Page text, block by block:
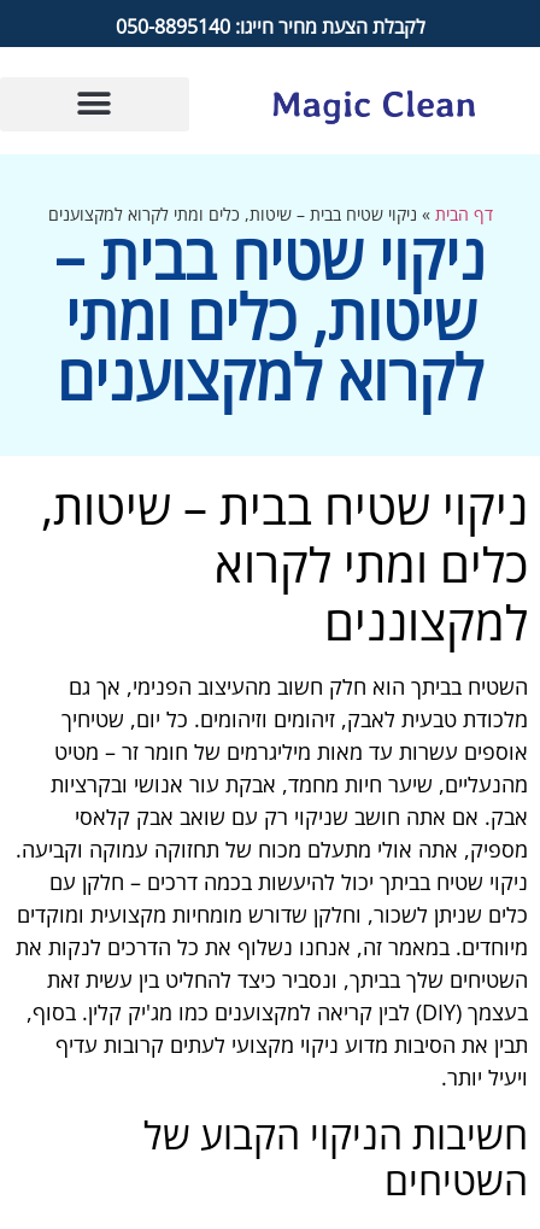
לקבלת הצעת מחיר חייגו: 050-8895140
דף הבית»ניקוי שטיח בבית – שיטות, כלים ומתי לקרוא למקצוענים
ניקוי שטיח בבית –
שיטות, כלים ומתי
לקרוא למקצוענים
ניקוי שטיח בבית – שיטות,
כלים ומתי לקרוא
למקצוננים
השטיח בביתך הוא חלק חשוב מהעיצוב הפנימי, אך גם
מלכודת טבעית לאבק, זיהומים וזיהומים. כל יום, שטיחיך
אוספים עשרות עד מאות מיליגרמים של חומר זר – מטיט
מהנעליים, שיער חיות מחמד, אבקת עור אנושי ובקרציות
אבק. אם אתה חושב שניקוי רק עם שואב אבק קלאסי
מספיק, אתה אולי מתעלם מכוח של תחזוקה עמוקה וקביעה.
ניקוי שטיח בביתך יכול להיעשות בכמה דרכים – חלקן עם
כלים שניתן לשכור, וחלקן שדורש מומחיות מקצועית ומוקדים
מיוחדים. במאמר זה, אנחנו נשלוף את כל הדרכים לנקות את
השטיחים שלך בביתך, ונסביר כיצד להחליט בין עשית זאת
בעצמך (DIY) לבין קריאה למקצוענים כמו מג'יק קלין. בסוף,
תבין את הסיבות מדוע ניקוי מקצועי לעתים קרובות עדיף
ויעיל יותר.
חשיבות הניקוי הקבוע של
השטיחים